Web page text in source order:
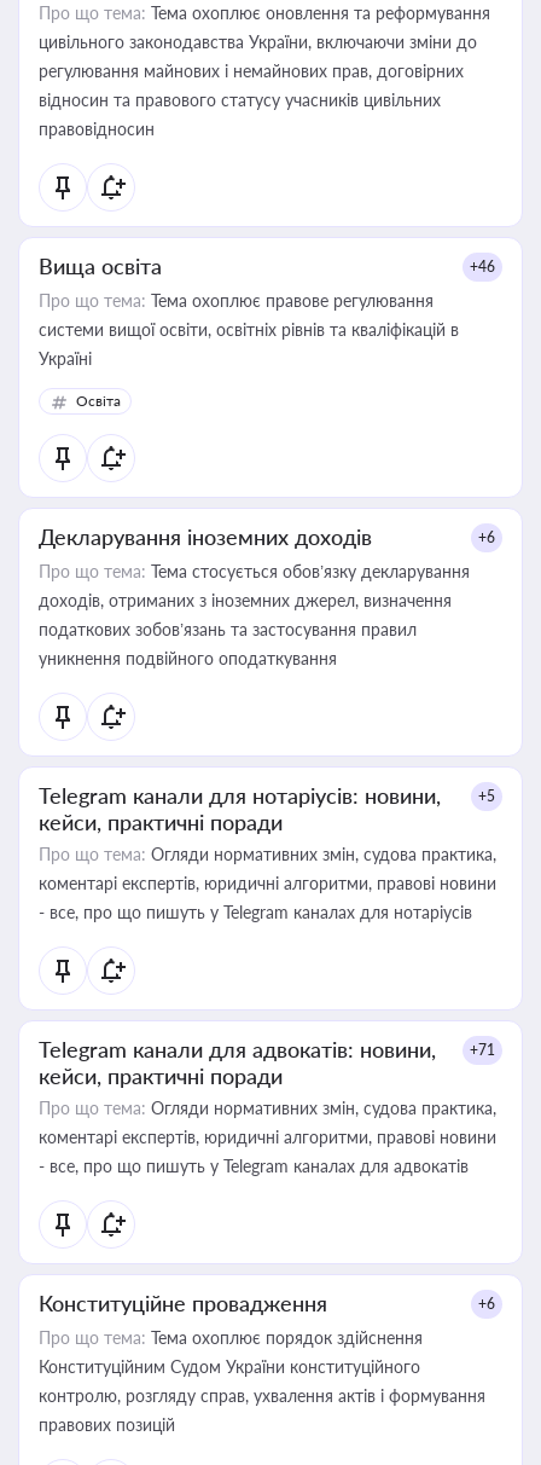
Про що тема: Тема охоплює оновлення та реформування
цивільного законодавства України, включаючи зміни до
регулювання майнових і немайнових прав, договірних
відносин та правового статусу учасників цивільних
правовідносин
Вища освіта +46
Про що тема: Тема охоплює правове регулювання
системи вищої освіти, освітніх рівнів та кваліфікацій в
Україні
Освіта
Декларування іноземних доходів +6
Про що тема: Тема стосується обов’язку декларування
доходів, отриманих з іноземних джерел, визначення
податкових зобов’язань та застосування правил
уникнення подвійного оподаткування
Telegram канали для нотаріусів: новини,
кейси, практичні поради
+5
Про що тема: Огляди нормативних змін, судова практика,
коментарі експертів, юридичні алгоритми, правові новини
- все, про що пишуть у Telegram каналах для нотаріусів
Telegram канали для адвокатів: новини,
кейси, практичні поради
+71
Про що тема: Огляди нормативних змін, судова практика,
коментарі експертів, юридичні алгоритми, правові новини
- все, про що пишуть у Telegram каналах для адвокатів
Конституційне провадження +6
Про що тема: Тема охоплює порядок здійснення
Конституційним Судом України конституційного
контролю, розгляду справ, ухвалення актів і формування
правових позицій